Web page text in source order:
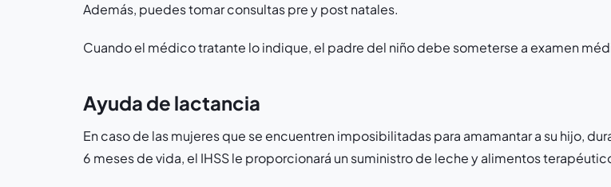
Además, puedes tomar consultas pre y post natales.
Cuando el médico tratante lo indique, el padre del niño debe someterse a examen
Ayuda de lactancia
En caso de las mujeres que se encuentren imposibilitadas para amamantar a su hijo,
6 meses de vida, el IHSS le proporcionará un suministro de leche y alimentos